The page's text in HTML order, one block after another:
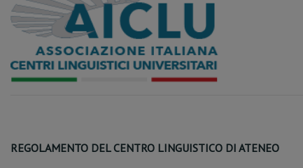
REGOLAMENTO DEL CENTRO LINGUISTICO DI ATENEO